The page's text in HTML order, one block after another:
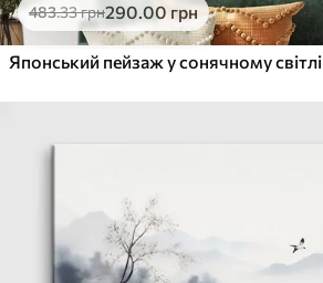
483.33грн290.00 грн
Японський пейзаж у сонячному світлі